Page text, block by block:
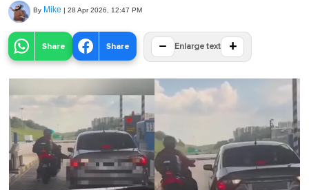
By Mike | 28 Apr 2026, 12:47 PM
Share Share − Enlarge text +